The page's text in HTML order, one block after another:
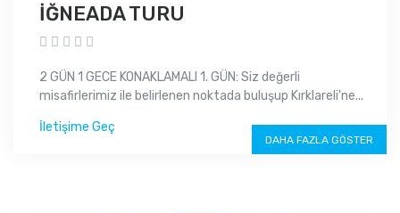
İĞNEADA TURU
2 GÜN 1 GECE KONAKLAMALI 1. GÜN: Siz değerli
misafirlerimiz ile belirlenen noktada buluşup Kırklareli'ne...
İletişime Geç
DAHA FAZLA GÖSTER